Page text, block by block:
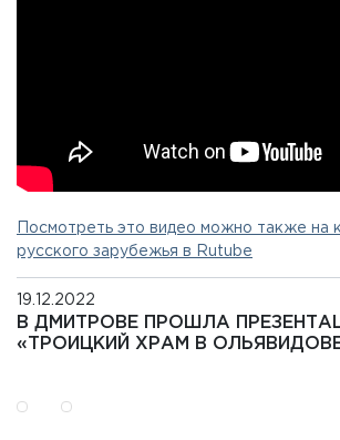
Посмотреть это видео можно также на
русского зарубежья в Rutube
19.12.2022
В ДМИТРОВЕ ПРОШЛА
«ТРОИЦКИЙ ХРАМ В